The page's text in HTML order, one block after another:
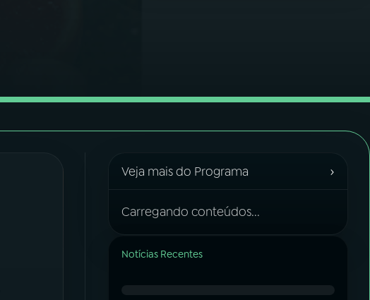
Veja mais do Programa ›
Carregando conteúdos...
Notícias Recentes